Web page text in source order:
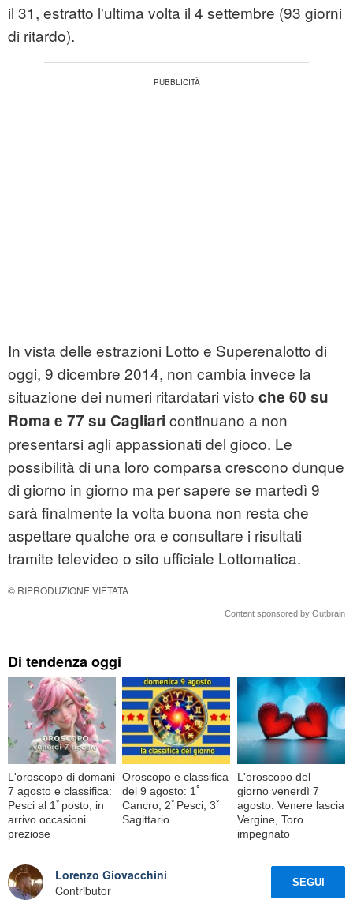
il 31, estratto l'ultima volta il 4 settembre (93 giorni
di ritardo).
In vista delle estrazioni Lotto e Superenalotto di
oggi, 9 dicembre 2014, non cambia invece la
situazione dei numeri ritardatari visto che 60 su
Roma e 77 su Cagliari continuano a non
presentarsi agli appassionati del gioco. Le
possibilità di una loro comparsa crescono dunque
di giorno in giorno ma per sapere se martedì 9
sarà finalmente la volta buona non resta che
aspettare qualche ora e consultare i risultati
tramite televideo o sito ufficiale Lottomatica.
© RIPRODUZIONE VIETATA
Content sponsored by Outbrain
Di tendenza oggi
L'oroscopo di domani
7 agosto e classifica:
Pesci al 1ﾟposto, in
arrivo occasioni
preziose
Oroscopo e classifica
del 9 agosto: 1ﾟ
Cancro, 2ﾟPesci, 3ﾟ
Sagittario
L'oroscopo del
giorno venerdì 7
agosto: Venere lascia
Vergine, Toro
impegnato
Lorenzo Giovacchini
Contributor
SEGUI